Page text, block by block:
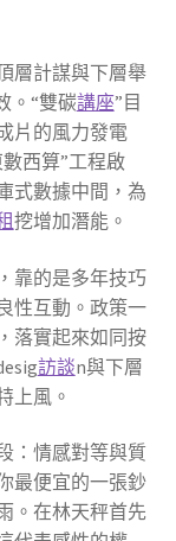
層計謀與下層舉
。“雙碳講座”目
片的風力發電
西算”工程啟
式數據中間，為
挖增加潛能。
靠的是多年技巧
性互動。政策一
落實起來如同按
訪談n與下層
上風。
：情感對等與質
最便宜的一張鈔
。在林天秤首先